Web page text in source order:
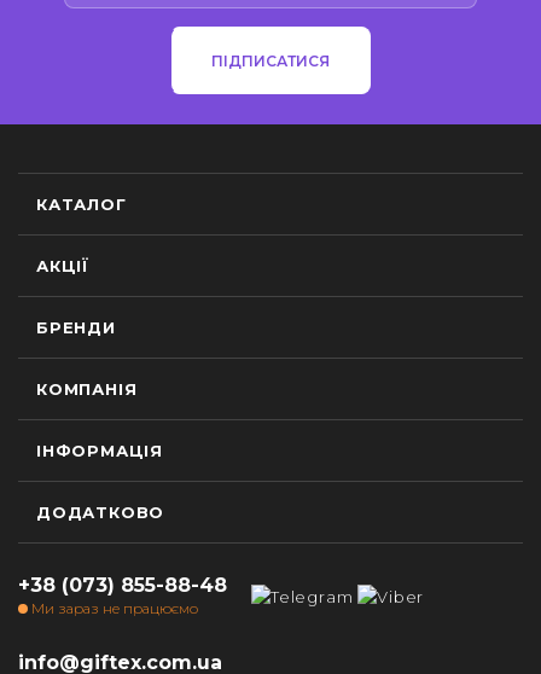
ПІДПИСАТИСЯ
КАТАЛОГ
АКЦІЇ
БРЕНДИ
КОМПАНІЯ
ІНФОРМАЦІЯ
ДОДАТКОВО
+38 (073) 855-88-48
Ми зараз не працюємо
info@giftex.com.ua